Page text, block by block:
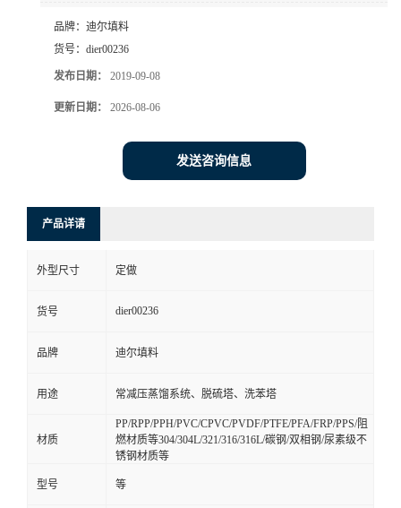
品牌： 迪尔填料
货号： dier00236
发布日期： 2019-09-08
更新日期： 2026-08-06
发送咨询信息
产品详请
外型尺寸 定做
货号 dier00236
品牌 迪尔填料
用途 常减压蒸馏系统、脱硫塔、洗苯塔
材质
PP/RPP/PPH/PVC/CPVC/PVDF/PTFE/PFA/FRP/PPS/阻
燃材质等304/304L/321/316/316L/碳钢/双相钢/尿素级不
锈钢材质等
型号 等